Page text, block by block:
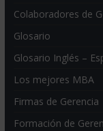
Colaboradores de
Glosario
Glosario Inglés –
Los mejores MBA
Firmas de Gerencia
Formación de